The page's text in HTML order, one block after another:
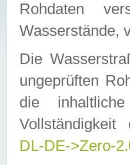
Rohdaten
Wasserstände,
Die
ungeprüften
die
DL-DE->Zero-